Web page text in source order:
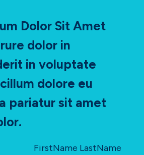
Dolor Sit Amet
dolor in
in voluptate
dolore eu
pariatur sit amet
FirstName LastName